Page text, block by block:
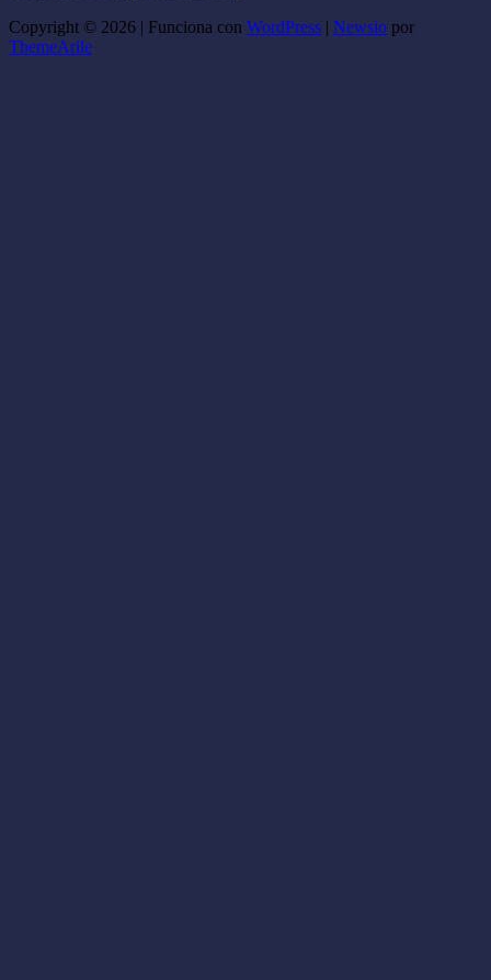
Copyright © 2026 | Funciona con WordPress | Newsio por
ThemeArile